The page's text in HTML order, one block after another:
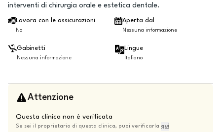
interventi di chirurgia orale e estetica dentale.
Lavora con le assicurazioni
No
Aperta dal
Nessuna informazione
Gabinetti
Nessuna informazione
Lingue
Italiano
Attenzione
Questa clinica non è verificata
Se sei il proprietario di questa clinica, puoi verificarla qui